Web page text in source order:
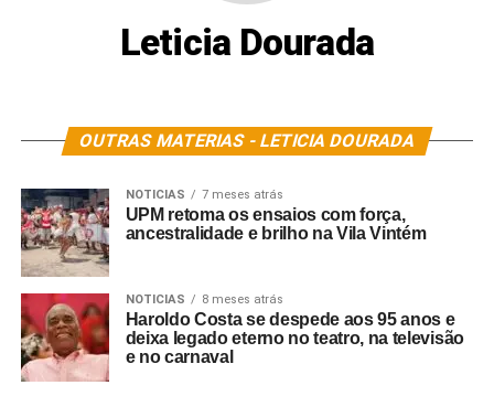
Leticia Dourada
OUTRAS MATERIAS - LETICIA DOURADA
NOTICIAS 7 meses atrás
UPM retoma os ensaios com força,
ancestralidade e brilho na Vila Vintém
NOTICIAS 8 meses atrás
Haroldo Costa se despede aos 95 anos e
deixa legado eterno no teatro, na televisão
e no carnaval